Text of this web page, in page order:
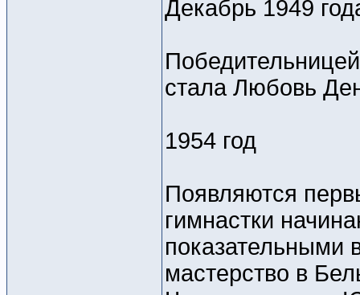
Декабрь 1949
стала Любовь
1954 год
Появляются
гимнастки
показательными
мастерство в